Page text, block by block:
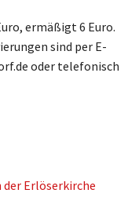
ermäßigt 6 Euro.
sind per E-
oder telefonisch
der Erlöserkirche